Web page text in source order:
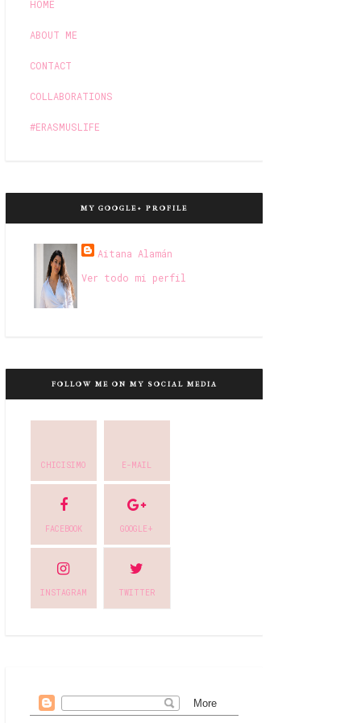
HOME
ABOUT ME
CONTACT
COLLABORATIONS
#ERASMUSLIFE
MY GOOGLE+ PROFILE
Aitana Alamán
Ver todo mi perfil
FOLLOW ME ON MY SOCIAL MEDIA
CHICISIMO E-MAIL
FACEBOOK GOOGLE+
INSTAGRAM TWITTER